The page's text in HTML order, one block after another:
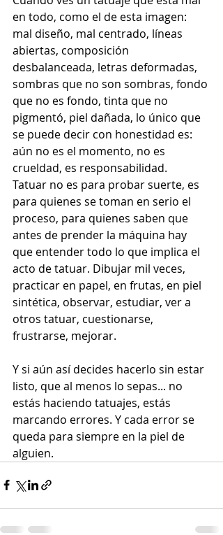
en todo, como el de esta imagen:
mal diseño, mal centrado, líneas
abiertas, composición
desbalanceada, letras deformadas,
sombras que no son sombras, fondo
que no es fondo, tinta que no
pigmentó, piel dañada, lo único que
se puede decir con honestidad es:
aún no es el momento, no es
crueldad, es responsabilidad.
Tatuar no es para probar suerte, es
para quienes se toman en serio el
proceso, para quienes saben que
antes de prender la máquina hay
que entender todo lo que implica el
acto de tatuar. Dibujar mil veces,
practicar en papel, en frutas, en piel
sintética, observar, estudiar, ver a
otros tatuar, cuestionarse,
frustrarse, mejorar.
Y si aún así decides hacerlo sin estar
listo, que al menos lo sepas... no
estás haciendo tatuajes, estás
marcando errores. Y cada error se
queda para siempre en la piel de
alguien.